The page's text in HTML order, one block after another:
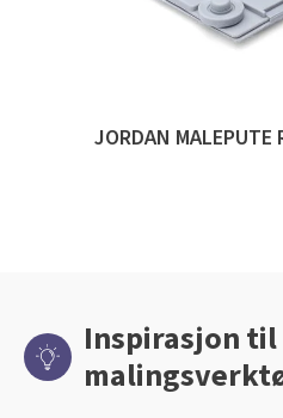
JORDAN MALEPUTE
Inspirasjon til